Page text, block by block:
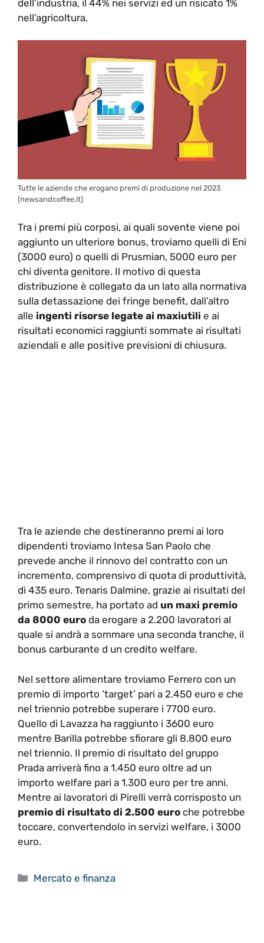
dell’industria, il 44% nei servizi ed un risicato 1%
nell’agricoltura.
Tutte le aziende che erogano premi di produzione nel 2023
(newsandcoffee.it)
Tra i premi più corposi, ai quali sovente viene poi
aggiunto un ulteriore bonus, troviamo quelli di Eni
(3000 euro) o quelli di Prusmian, 5000 euro per
chi diventa genitore. Il motivo di questa
distribuzione è collegato da un lato alla normativa
sulla detassazione dei fringe benefit, dall’altro
alle ingenti risorse legate ai maxiutili e ai
risultati economici raggiunti sommate ai risultati
aziendali e alle positive previsioni di chiusura.
Tra le aziende che destineranno premi ai loro
dipendenti troviamo Intesa San Paolo che
prevede anche il rinnovo del contratto con un
incremento, comprensivo di quota di produttività,
di 435 euro. Tenaris Dalmine, grazie ai risultati del
primo semestre, ha portato ad un maxi premio
da 8000 euro da erogare a 2.200 lavoratori al
quale si andrà a sommare una seconda tranche, il
bonus carburante d un credito welfare.
Nel settore alimentare troviamo Ferrero con un
premio di importo ‘target’ pari a 2.450 euro e che
nel triennio potrebbe superare i 7700 euro.
Quello di Lavazza ha raggiunto i 3600 euro
mentre Barilla potrebbe sfiorare gli 8.800 euro
nel triennio. Il premio di risultato del gruppo
Prada arriverà fino a 1.450 euro oltre ad un
importo welfare pari a 1.300 euro per tre anni.
Mentre ai lavoratori di Pirelli verrà corrisposto un
premio di risultato di 2.500 euro che potrebbe
toccare, convertendolo in servizi welfare, i 3000
euro.
Categorie
Mercato e finanza